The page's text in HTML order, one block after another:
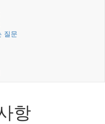
질문
항